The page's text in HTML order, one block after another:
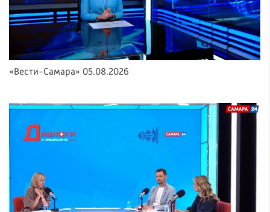
«Вести-Самара» 05.08.2026